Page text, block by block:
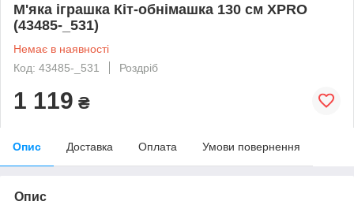
М'яка іграшка Кіт-обнімашка 130 см XPRO
(43485-_531)
Немає в наявності
Код: 43485-_531
Роздріб
1 119 ₴
Опис Доставка Оплата Умови повернення
Опис